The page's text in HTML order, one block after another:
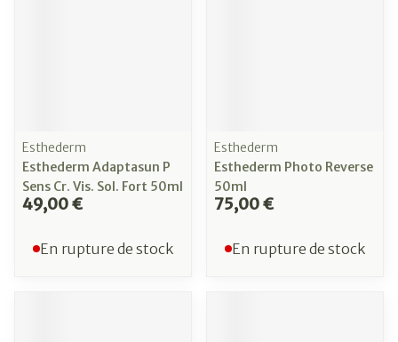
Esthederm
Esthederm Adaptasun P
Sens Cr. Vis. Sol. Fort 50ml
49,00 €
En rupture de stock
Esthederm
Esthederm Photo Reverse
50ml
75,00 €
En rupture de stock